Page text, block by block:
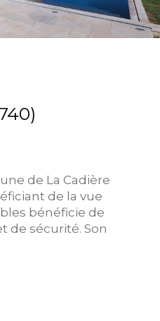
de La Cadière
de la vue
bénéficie de
de sécurité. Son